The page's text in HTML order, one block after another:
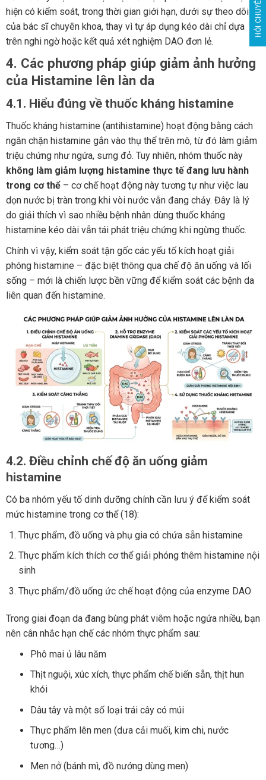
hiện có kiểm soát, trong thời gian giới hạn, dưới sự theo dõi
của bác sĩ chuyên khoa, thay vì tự áp dụng kéo dài chỉ dựa
trên nghi ngờ hoặc kết quả xét nghiệm DAO đơn lẻ.
4. Các phương pháp giúp giảm ảnh hưởng
của Histamine lên làn da
4.1. Hiểu đúng về thuốc kháng histamine
Thuốc kháng histamine (antihistamine) hoạt động bằng cách
ngăn chặn histamine gắn vào thụ thể trên mô, từ đó làm giảm
triệu chứng như ngứa, sưng đỏ. Tuy nhiên, nhóm thuốc này
không làm giảm lượng histamine thực tế đang lưu hành
trong cơ thể– cơ chế hoạt động này tương tự như việc lau
dọn nước bị tràn trong khi vòi nước vẫn đang chảy. Đây là lý
do giải thích vì sao nhiều bệnh nhân dùng thuốc kháng
histamine kéo dài vẫn tái phát triệu chứng khi ngừng thuốc.
Chính vì vậy, kiểm soát tận gốc các yếu tố kích hoạt giải
phóng histamine – đặc biệt thông qua chế độ ăn uống và lối
sống – mới là chiến lược bền vững để kiểm soát các bệnh da
liên quan đến histamine.
4.2. Điều chỉnh chế độ ăn uống giảm
histamine
Có ba nhóm yếu tố dinh dưỡng chính cần lưu ý để kiểm soát
mức histamine trong cơ thể (18):
Thực phẩm, đồ uống và phụ gia có chứa sẵn histamine
Thực phẩm kích thích cơ thể giải phóng thêm histamine nội
sinh
Thực phẩm/đồ uống ức chế hoạt động của enzyme DAO
Trong giai đoạn da đang bùng phát viêm hoặc ngứa nhiều, bạn
nên cân nhắc hạn chế các nhóm thực phẩm sau:
Phô mai ủ lâu năm
Thịt nguội, xúc xích, thực phẩm chế biến sẵn, thịt hun
khói
Dâu tây và một số loại trái cây có múi
Thực phẩm lên men (dưa cải muối, kim chi, nước
tương…)
Men nở (bánh mì, đồ nướng dùng men)